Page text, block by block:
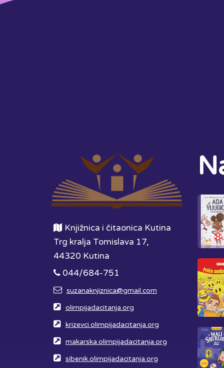
Knjižnica i čitaonica Kutina
Trg kralja Tomislava 17,
44320 Kutina
044/684-751
suzanaknjiznica@gmail.com
olimpijadacitanja.org
krizevci.olimpijadacitanja.org
makarska.olimpijadacitanja.org
sibenik.olimpijadacitanja.org